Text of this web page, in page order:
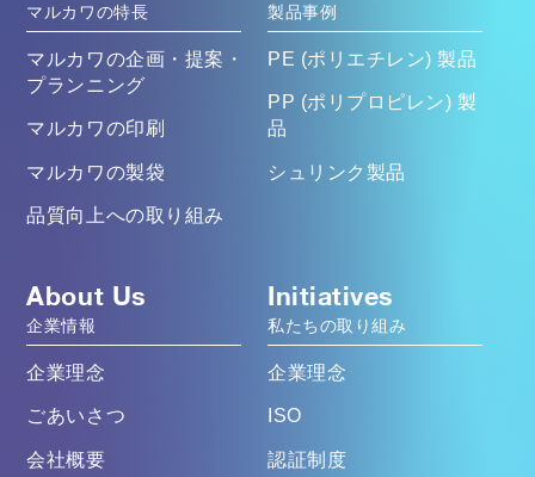
マルカワの特長
マルカワの企画・提案・
プランニング
マルカワの印刷
マルカワの製袋
品質向上への取り組み
製品事例
PE (ポリエチレン) 製品
PP (ポリプロピレン) 製
品
シュリンク製品
About Us
企業情報
企業理念
ごあいさつ
会社概要
Initiatives
私たちの取り組み
企業理念
ISO
認証制度